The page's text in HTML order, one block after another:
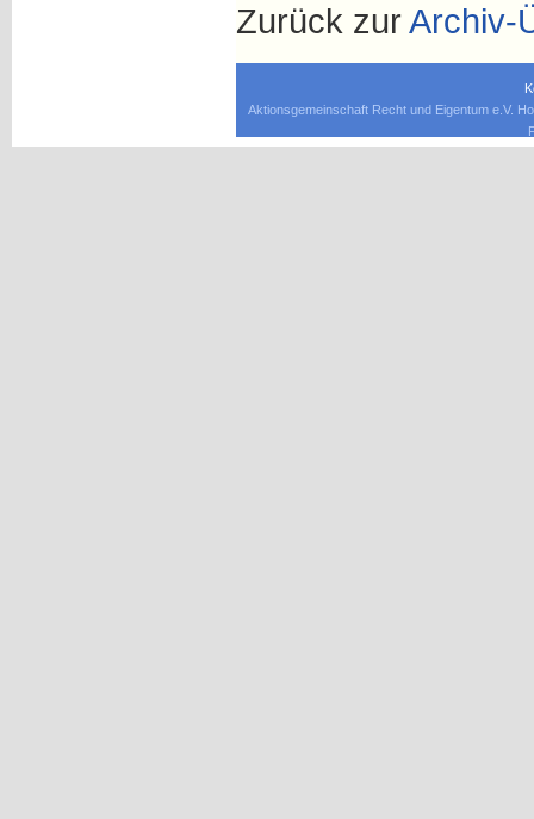
Zurück zurArchiv-
Aktionsgemeinschaft Recht und Eigentum e.V.